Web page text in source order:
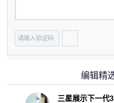
编辑精
三星展示下一代